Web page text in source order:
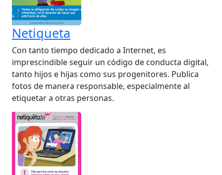
Netiqueta
Con tanto tiempo dedicado a Internet, es
imprescindible seguir un código de conducta digital,
tanto hijos e hijas como sus progenitores. Publica
fotos de manera responsable, especialmente al
etiquetar a otras personas.